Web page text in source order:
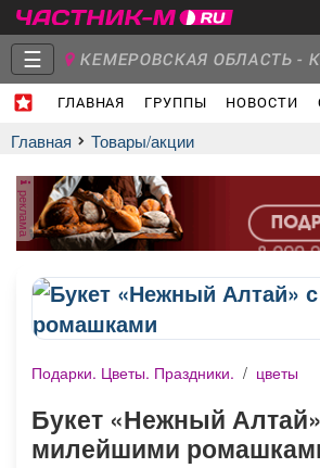
☰ КЕМЕРОВСКАЯ ОБЛАСТЬ -
ГЛАВНАЯ ГРУППЫ НОВОСТИ
Главная
Объявления Недвижимость
Работа Транспорт
Главная Товары/акции
реклама
Подарки. Цветы. Праздники. / цветы
Букет «Нежный
милейшими